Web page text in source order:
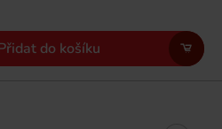
do košíku